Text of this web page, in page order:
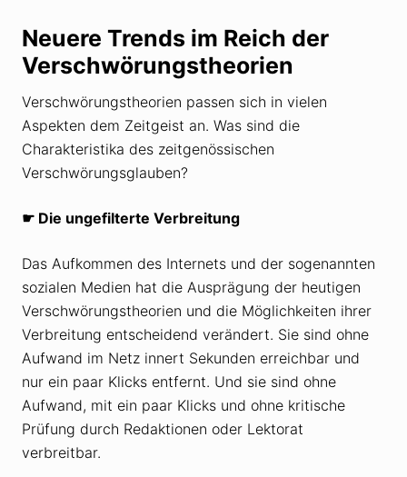
Neuere Trends im Reich der
Verschwörungstheorien
Verschwörungstheorien passen sich in vielen
Aspekten dem Zeitgeist an. Was sind die
Charakteristika des zeitgenössischen
Verschwörungsglauben?
☛ Die ungefilterte Verbreitung
Das Aufkommen des Internets und der sogenannten
sozialen Medien hat die Ausprägung der heutigen
Verschwörungstheorien und die Möglichkeiten ihrer
Verbreitung entscheidend verändert. Sie sind ohne
Aufwand im Netz innert Sekunden erreichbar und
nur ein paar Klicks entfernt. Und sie sind ohne
Aufwand, mit ein paar Klicks und ohne kritische
Prüfung durch Redaktionen oder Lektorat
verbreitbar.